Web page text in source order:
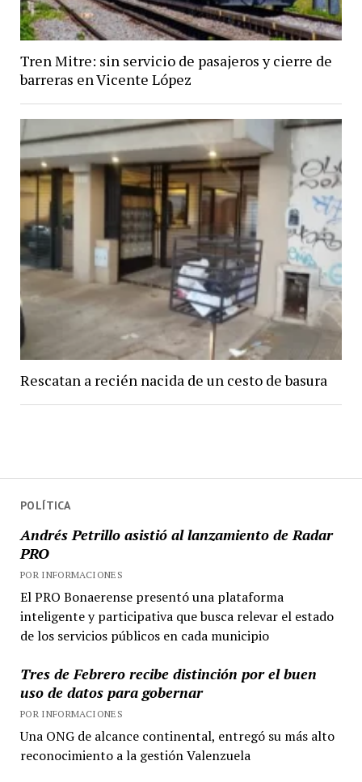
POLÍTICA
Andrés Petrillo asistió al lanzamiento de Radar
PRO
POR INFORMACIONES
El PRO Bonaerense presentó una plataforma
inteligente y participativa que busca relevar el estado
de los servicios públicos en cada municipio
Tres de Febrero recibe distinción por el buen
uso de datos para gobernar
POR INFORMACIONES
Una ONG de alcance continental, entregó su más alto
reconocimiento a la gestión Valenzuela
Tren Mitre: sin servicio de pasajeros y cierre de
barreras en Vicente López
Rescatan a recién nacida de un cesto de basura